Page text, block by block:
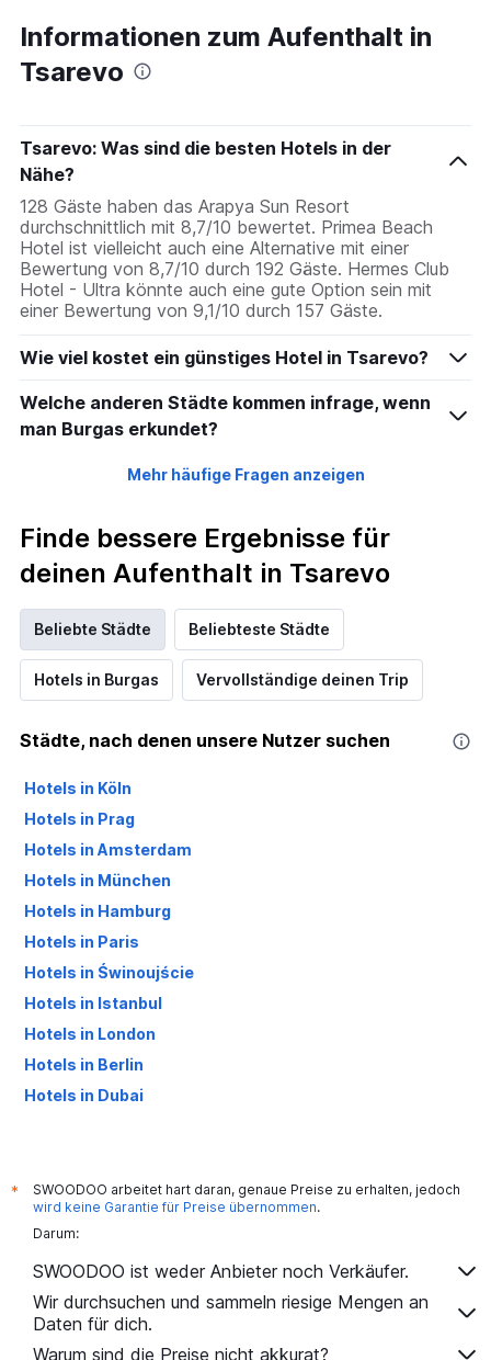
Zimmerpreis
für
heute
den
letzten
3
Tagen
anzeigt.
Informationen zum Aufenthalt in
Tsarevo
Tsarevo: Was sind die besten Hotels in der
Nähe?
128 Gäste haben das Arapya Sun Resort
durchschnittlich mit 8,7/10 bewertet. Primea Beach
Hotel ist vielleicht auch eine Alternative mit einer
Bewertung von 8,7/10 durch 192 Gäste. Hermes Club
Hotel - Ultra könnte auch eine gute Option sein mit
einer Bewertung von 9,1/10 durch 157 Gäste.
Wie viel kostet ein günstiges Hotel in Tsarevo?
Welche anderen Städte kommen infrage, wenn
man Burgas erkundet?
Mehr häufige Fragen anzeigen
Finde bessere Ergebnisse für
deinen Aufenthalt in Tsarevo
Beliebte Städte Beliebteste Städte
Hotels in Burgas Vervollständige deinen Trip
Städte, nach denen unsere Nutzer suchen
Hotels in Köln
Hotels in Prag
Hotels in Amsterdam
Hotels in München
Hotels in Hamburg
Hotels in Paris
Hotels in Świnoujście
Hotels in Istanbul
Hotels in London
Hotels in Berlin
Hotels in Dubai
*
SWOODOO arbeitet hart daran, genaue Preise zu erhalten, jedoch
wird keine Garantie für Preise übernommen.
Darum:
SWOODOO ist weder Anbieter noch Verkäufer.
Wir durchsuchen und sammeln riesige Mengen an
Daten für dich.
Warum sind die Preise nicht akkurat?